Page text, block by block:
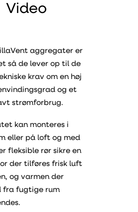
Video
aggregater er
så de lever op til de
krav om en høj
og et
strømforbrug.
kan monteres i
eller på loft og med
fleksible rør sikre en
der tilføres frisk luft
og varmen der
fra fugtige rum